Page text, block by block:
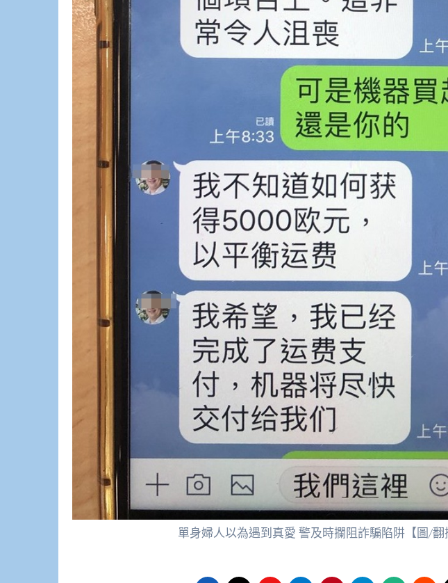
單身婦人以為遇到真愛 警及時攔阻詐騙陷阱【圖/翻